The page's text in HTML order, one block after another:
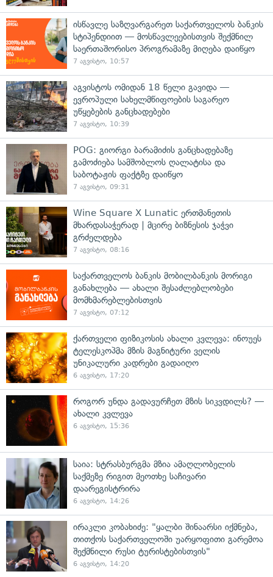
ისწავლე საზღვარგარეთ საქართველოს ბანკის
სტიპენდიით — მოსწავლეებისთვის შექმნილ
საერთაშორისო პროგრამაზე მიღება დაიწყო
7 აგვისტო, 10:57
აგვისტოს ომიდან 18 წელი გავიდა —
ევროპული სახელმწიფოების საგარეო
უწყებების განცხადებები
7 აგვისტო, 10:39
POG: გიორგი ბარამიძის განცხადებაზე
გამოძიება სამშობლოს ღალატისა და
საბოტაჟის ფაქტზე დაიწყო
7 აგვისტო, 09:31
Wine Square X Lunatic ერთმანეთის
მხარდასაჭერად | მცირე ბიზნესის ჯაჭვი
გრძელდება
7 აგვისტო, 08:16
საქართველოს ბანკის მობილბანკის მორიგი
განახლება — ახალი შესაძლებლობები
მომხმარებლებისთვის
7 აგვისტო, 07:12
ქართველი ფიზიკოსის ახალი კვლევა: ინოუეს
ტელესკოპმა მზის მაგნიტური ველის
უნიკალური კადრები გადაიღო
6 აგვისტო, 17:20
როგორ უნდა გადავურჩეთ მზის სიკვდილს? —
ახალი კვლევა
6 აგვისტო, 15:36
საია: სტრასბურგმა მზია ამაღლობელის
საქმეზე რიგით მეოთხე საჩივარი
დაარეგისტრირა
6 აგვისტო, 14:26
ირაკლი კობახიძე: "ყალბი შინაარსი იქმნება,
თითქოს საქართველოში უარყოფითი გარემოა
შექმნილი რუსი ტურისტებისთვის"
6 აგვისტო, 14:20